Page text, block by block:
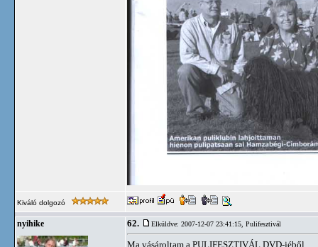
Kiváló dolgozó
nyihike 62. Elküldve: 2007-12-07 23:41:15, Pulifesztivál
Ma vásároltam a PULIFESZTIVÁL DVD-jéből.